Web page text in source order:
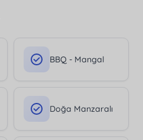
BBQ - Mangal
Doğa Manzaralı